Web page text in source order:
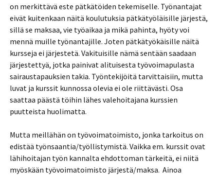
on merkittävä este pätkätöiden tekemiselle. Työnantajat
eivät kuitenkaan näitä koulutuksia pätkätyöläisille järjestä,
sillä se maksaa, vie työaikaa ja mikä pahinta, hyöty voi
mennä muille työnantajille. Joten pätkätyökäisille näitä
kursseja ei järjestetä. Vakituisille nämä sentään saadaan
järjestettyä, jotka painivat alituisesta työvoimapulasta
sairaustapauksien takia. Työntekijöitä tarvittaisiin, mutta
luvat ja kurssit kunnossa olevia ei ole riittävästi. Osa
saattaa päästä töihin lähes valehoitajana kurssien
puutteista huolimatta.
Mutta meillähän on työvoimatoimisto, jonka tarkoitus on
edistää työnsaantia/työllistymistä. Vaikka em. kurssit ovat
lähihoitajan työn kannalta ehdottoman tärkeitä, ei niitä
myöskään työvoimatoimisto järjestä/maksa. Ainoa